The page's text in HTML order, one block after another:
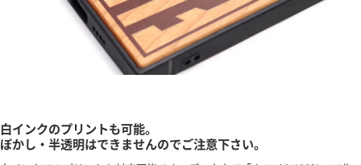
白インクのプリントも可能。
ぼかし・半透明はできませんのでご注意下さい。